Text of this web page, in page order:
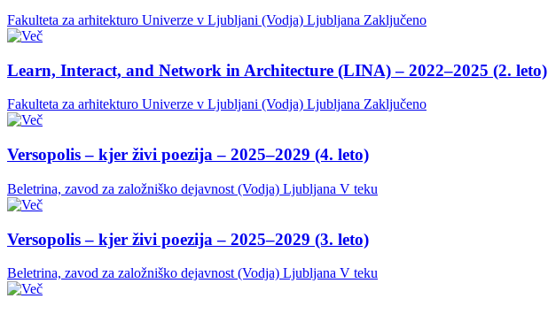
Fakulteta za arhitekturo Univerze v Ljubljani (Vodja) Ljubljana Zaključeno
Learn, Interact, and Network in Architecture (LINA) – 2022–2025 (2. leto)
Fakulteta za arhitekturo Univerze v Ljubljani (Vodja) Ljubljana Zaključeno
Versopolis – kjer živi poezija – 2025–2029 (4. leto)
Beletrina, zavod za založniško dejavnost (Vodja) Ljubljana V teku
Versopolis – kjer živi poezija – 2025–2029 (3. leto)
Beletrina, zavod za založniško dejavnost (Vodja) Ljubljana V teku